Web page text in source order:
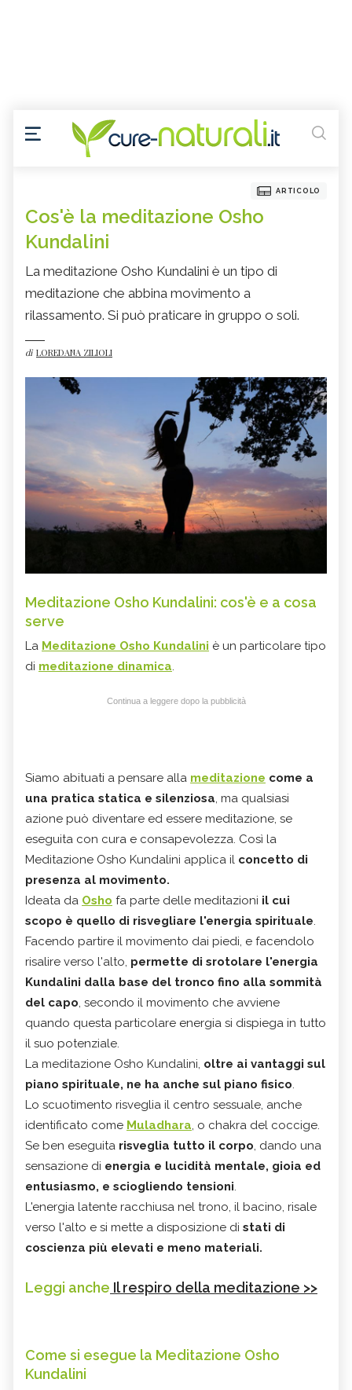
ARTICOLO
Cos'è la meditazione Osho
Kundalini
La meditazione Osho Kundalini è un tipo di
meditazione che abbina movimento a
rilassamento. Si può praticare in gruppo o soli.
di LOREDANA ZILIOLI
Meditazione Osho Kundalini: cos'è e a cosa
serve
La Meditazione Osho Kundalini è un particolare tipo
di meditazione dinamica.
Continua a leggere dopo la pubblicità
Siamo abituati a pensare alla meditazione come a
una pratica statica e silenziosa, ma qualsiasi
azione può diventare ed essere meditazione, se
eseguita con cura e consapevolezza. Così la
Meditazione Osho Kundalini applica il concetto di
presenza al movimento.
Ideata da Osho fa parte delle meditazioni il cui
scopo è quello di risvegliare l'energia spirituale.
Facendo partire il movimento dai piedi, e facendolo
risalire verso l'alto, permette di srotolare l'energia
Kundalini dalla base del tronco fino alla sommità
del capo, secondo il movimento che avviene
quando questa particolare energia si dispiega in tutto
il suo potenziale.
La meditazione Osho Kundalini, oltre ai vantaggi sul
piano spirituale, ne ha anche sul piano fisico.
Lo scuotimento risveglia il centro sessuale, anche
identificato come Muladhara, o chakra del coccige.
Se ben eseguita risveglia tutto il corpo, dando una
sensazione di energia e lucidità mentale, gioia ed
entusiasmo, e sciogliendo tensioni.
L'energia latente racchiusa nel trono, il bacino, risale
verso l'alto e si mette a disposizione di stati di
coscienza più elevati e meno materiali.
Leggi anche Il respiro della meditazione >>
Come si esegue la Meditazione Osho
Kundalini